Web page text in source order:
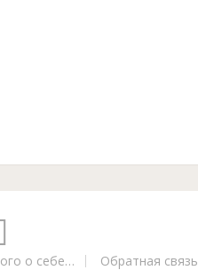
о себе… Обратная связь